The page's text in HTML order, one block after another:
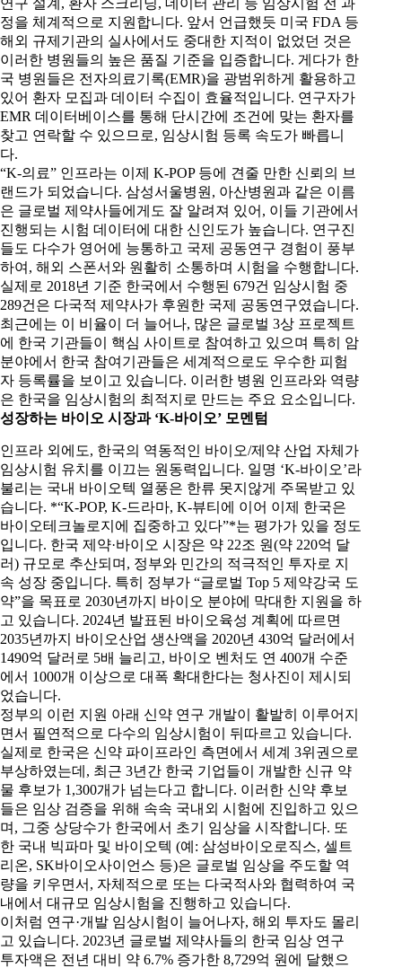
정을 체계적으로 지원합니다. 앞서 언급했듯 미국 FDA 등
해외 규제기관의 실사에서도 중대한 지적이 없었던 것은
이러한 병원들의 높은 품질 기준을 입증합니다. 게다가 한
국 병원들은 전자의료기록(EMR)을 광범위하게 활용하고
있어 환자 모집과 데이터 수집이 효율적입니다. 연구자가
EMR 데이터베이스를 통해 단시간에 조건에 맞는 환자를
찾고 연락할 수 있으므로, 임상시험 등록 속도가 빠릅니
다.
“K-의료” 인프라는 이제 K-POP 등에 견줄 만한 신뢰의 브
랜드가 되었습니다. 삼성서울병원, 아산병원과 같은 이름
은 글로벌 제약사들에게도 잘 알려져 있어, 이들 기관에서
진행되는 시험 데이터에 대한 신인도가 높습니다. 연구진
들도 다수가 영어에 능통하고 국제 공동연구 경험이 풍부
하여, 해외 스폰서와 원활히 소통하며 시험을 수행합니다.
실제로 2018년 기준 한국에서 수행된 679건 임상시험 중
289건은 다국적 제약사가 후원한 국제 공동연구였습니다.
최근에는 이 비율이 더 늘어나, 많은 글로벌 3상 프로젝트
에 한국 기관들이 핵심 사이트로 참여하고 있으며 특히 암
분야에서 한국 참여기관들은 세계적으로도 우수한 피험
자 등록률을 보이고 있습니다. 이러한 병원 인프라와 역량
은 한국을 임상시험의 최적지로 만드는 주요 요소입니다.
성장하는 바이오 시장과‘K-바이오’ 모멘텀
인프라 외에도, 한국의 역동적인 바이오/제약 산업 자체가
임상시험 유치를 이끄는 원동력입니다. 일명 ‘K-바이오’라
불리는 국내 바이오텍 열풍은 한류 못지않게 주목받고 있
습니다. *“K-POP, K-드라마, K-뷰티에 이어 이제 한국은
바이오테크놀로지에 집중하고 있다”*는 평가가 있을 정도
입니다. 한국 제약·바이오 시장은 약 22조 원(약 220억 달
러) 규모로 추산되며, 정부와 민간의 적극적인 투자로 지
속 성장 중입니다. 특히 정부가 “글로벌 Top 5 제약강국 도
약”을 목표로 2030년까지 바이오 분야에 막대한 지원을 하
고 있습니다. 2024년 발표된 바이오육성 계획에 따르면
2035년까지 바이오산업 생산액을 2020년 430억 달러에서
1490억 달러로 5배 늘리고, 바이오 벤처도 연 400개 수준
에서 1000개 이상으로 대폭 확대한다는 청사진이 제시되
었습니다.
정부의 이런 지원 아래 신약 연구 개발이 활발히 이루어지
면서 필연적으로 다수의 임상시험이 뒤따르고 있습니다.
실제로 한국은 신약 파이프라인 측면에서 세계 3위권으로
부상하였는데, 최근 3년간 한국 기업들이 개발한 신규 약
물 후보가 1,300개가 넘는다고 합니다. 이러한 신약 후보
들은 임상 검증을 위해 속속 국내외 시험에 진입하고 있으
며, 그중 상당수가 한국에서 초기 임상을 시작합니다. 또
한 국내 빅파마 및 바이오텍 (예: 삼성바이오로직스, 셀트
리온, SK바이오사이언스 등)은 글로벌 임상을 주도할 역
량을 키우면서, 자체적으로 또는 다국적사와 협력하여 국
내에서 대규모 임상시험을 진행하고 있습니다.
이처럼 연구·개발 임상시험이 늘어나자, 해외 투자도 몰리
고 있습니다. 2023년 글로벌 제약사들의 한국 임상 연구
투자액은 전년 대비 약 6.7% 증가한 8,729억 원에 달했으